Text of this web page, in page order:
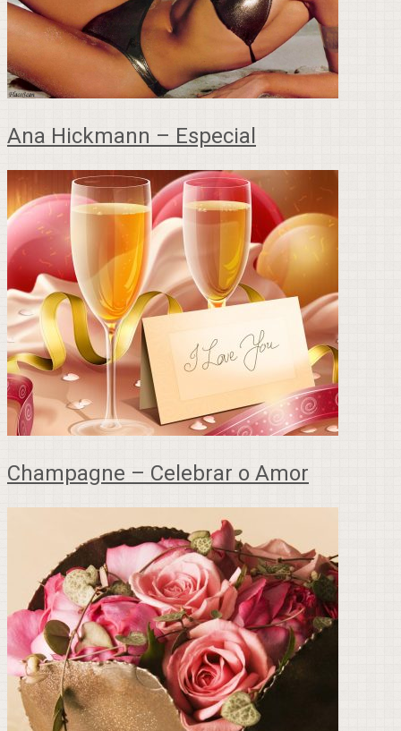
Ana Hickmann – Especial
Champagne – Celebrar o Amor